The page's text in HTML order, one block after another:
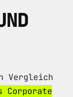
Vergleich
Corporate